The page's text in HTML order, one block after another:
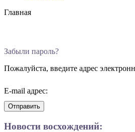
Главная
Забыли пароль?
Пожалуйста, введите адрес
E-mail адрес:
Отправить
Новости восхождений: